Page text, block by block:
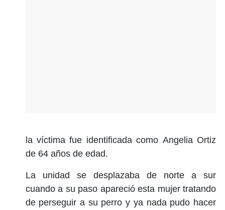
la víctima fue identificada como Angelia Ortiz
de 64 años de edad.
La unidad se desplazaba de norte a sur
cuando a su paso apareció esta mujer tratando
de perseguir a su perro y ya nada pudo hacer